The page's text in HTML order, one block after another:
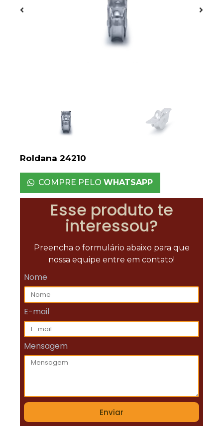
Roldana 24210
COMPRE PELO WHATSAPP
Esse produto te
interessou?
Preencha o formulário abaixo para que
nossa equipe entre em contato!
Nome
E-mail
Mensagem
Enviar